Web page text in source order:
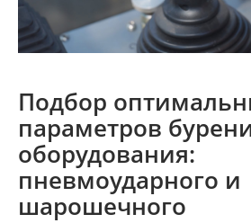
Подбор
параметров
оборудования:
пневмоударного и
шарошечного